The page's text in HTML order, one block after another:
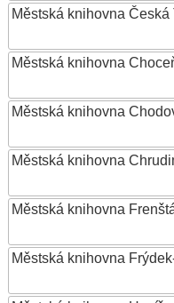
Městská knihovna Česká
Městská knihovna
Městská knihovna
Městská knihovna
Městská knihovna
Městská knihovna